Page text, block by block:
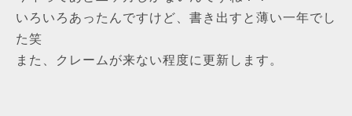
いろいろあったんですけど、書き出すと薄い一年でし
た笑
また、クレームが来ない程度に更新します。